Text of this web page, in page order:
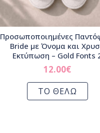
Προσωποποιημένες
Bride με Όνομα και
Εκτύπωση – Gold Fonts
12.00€
ΤΟ ΘΕΛΩ